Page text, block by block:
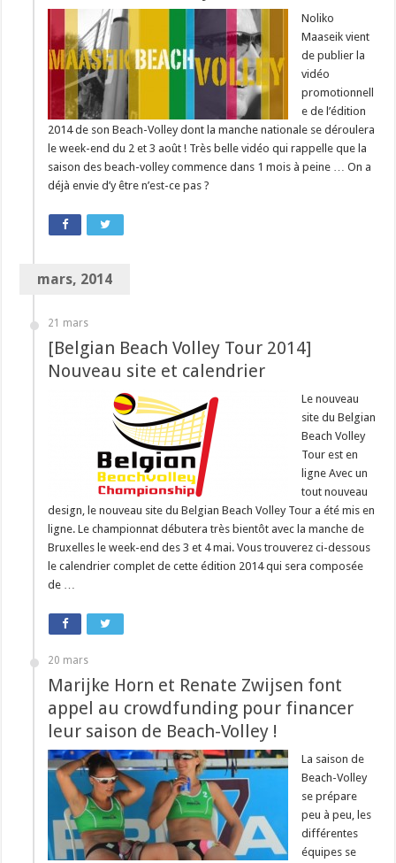
Noliko
Maaseik vient
de publier la
vidéo
promotionnell
e de l’édition
2014 de son Beach-Volley dont la manche nationale se déroulera
le week-end du 2 et 3 août ! Très belle vidéo qui rappelle que la
saison des beach-volley commence dans 1 mois à peine … On a
déjà envie d’y être n’est-ce pas ?
mars, 2014
21 mars
[Belgian Beach Volley Tour 2014]
Nouveau site et calendrier
Le nouveau
site du Belgian
Beach Volley
Tour est en
ligne Avec un
tout nouveau
design, le nouveau site du Belgian Beach Volley Tour a été mis en
ligne. Le championnat débutera très bientôt avec la manche de
Bruxelles le week-end des 3 et 4 mai. Vous trouverez ci-dessous
le calendrier complet de cette édition 2014 qui sera composée
de …
20 mars
Marijke Horn et Renate Zwijsen font
appel au crowdfunding pour financer
leur saison de Beach-Volley !
La saison de
Beach-Volley
se prépare
peu à peu, les
différentes
équipes se